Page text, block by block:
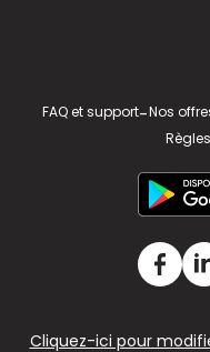
FAQ et support-Nos
Cliquez-ici pour